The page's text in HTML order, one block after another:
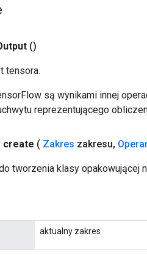
()
tensora.
są wynikami innej
reprezentującego
create ( Zakres zakresu,
tworzenia klasy opakowującej
aktualny zakres